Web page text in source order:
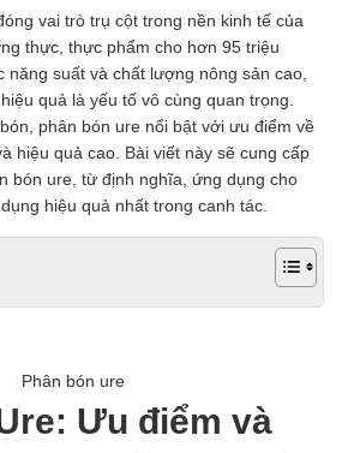
vai trò trụ cột trong nền kinh tế của
thực, thực phẩm cho hơn 95 triệu
suất và chất lượng nông sản cao,
quả là yếu tố vô cùng quan trọng.
phân bón ure nổi bật với ưu điểm về
hiệu quả cao. Bài viết này sẽ cung cấp
bón ure, từ định nghĩa, ứng dụng cho
hiệu quả nhất trong canh tác.
Phân bón ure
Ưu điểm và